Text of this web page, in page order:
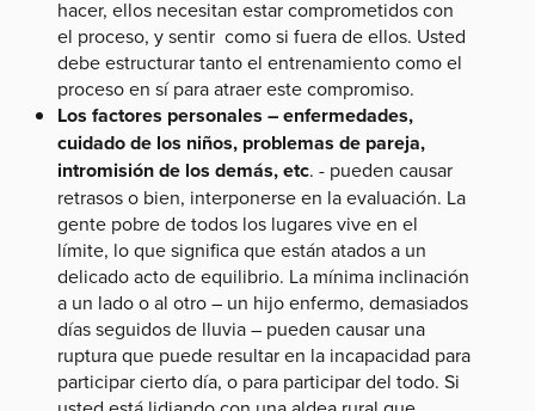
hacer, ellos necesitan estar comprometidos con
el proceso, y sentir como si fuera de ellos. Usted
debe estructurar tanto el entrenamiento como el
proceso en sí para atraer este compromiso.
Los factores personales – enfermedades,
cuidado de los niños, problemas de pareja,
intromisión de los demás, etc. - pueden causar
retrasos o bien, interponerse en la evaluación. La
gente pobre de todos los lugares vive en el
límite, lo que significa que están atados a un
delicado acto de equilibrio. La mínima inclinación
a un lado o al otro – un hijo enfermo, demasiados
días seguidos de lluvia – pueden causar una
ruptura que puede resultar en la incapacidad para
participar cierto día, o para participar del todo. Si